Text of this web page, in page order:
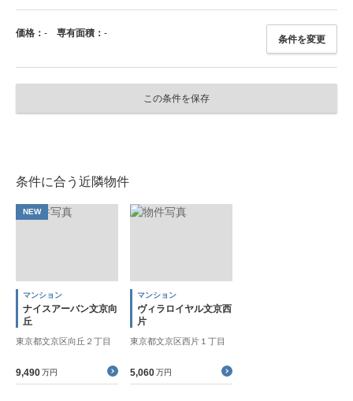
価格： - 専有面積： -
条件を変更
この条件を保存
条件に合う近隣物件
NEW
マンション
ナイスアーバン文京向
丘
東京都文京区向丘２丁目
9,490 万円
マンション
ヴィラロイヤル文京西
片
東京都文京区西片１丁目
5,060 万円